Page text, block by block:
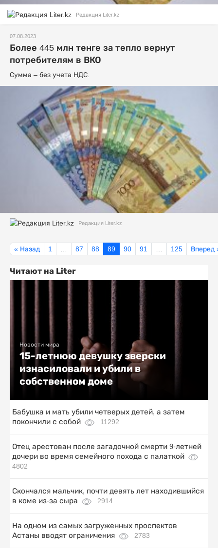
Редакция Liter.kz
07.08.2023
Более 445 млн тенге за тепло вернут
потребителям в ВКО
Сумма – без учета НДС.
Редакция Liter.kz
« Назад 1 … 87 88 89 90 91 … 125 Вперед
Читают на Liter
Новости мира
15-летнюю девушку зверски
изнасиловали и убили в
собственном доме
Бабушка и мать убили четверых детей, а затем
покончили с собой
11292
Отец арестован после загадочной смерти 9-летней
дочери во время семейного похода с палаткой
4802
Скончался мальчик, почти девять лет находившийся
в коме из-за сыра
2914
На одном из самых загруженных проспектов
Астаны вводят ограничения
2783